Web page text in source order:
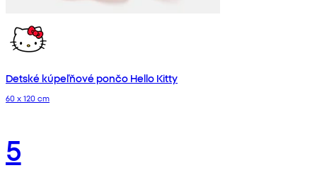
Detské kúpeľňové pončo Hello Kitty
60 x 120 cm
5